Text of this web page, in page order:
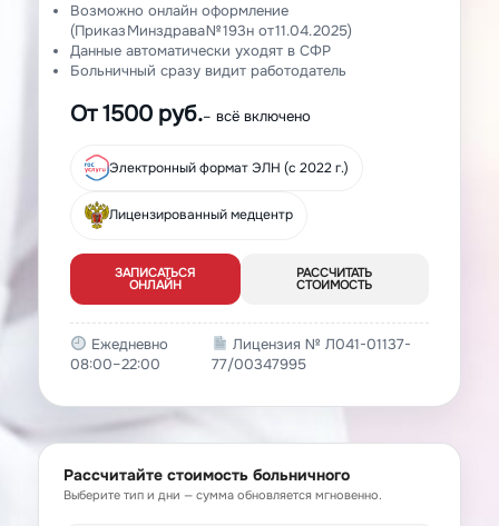
Возможно онлайн оформление
(Приказ Минздрава № 193н от 11.04.2025)
Данные автоматически уходят в СФР
Больничный сразу видит работодатель
От 1500 руб.– всё включено
Электронный формат ЭЛН (с 2022 г.)
Лицензированный медцентр
ЗАПИСАТЬСЯ
ОНЛАЙН
РАССЧИТАТЬ
СТОИМОСТЬ
Ежедневно
08:00–22:00
Лицензия № Л041-01137-
77/00347995
Рассчитайте стоимость больничного
Выберите тип и дни — сумма обновляется мгновенно.